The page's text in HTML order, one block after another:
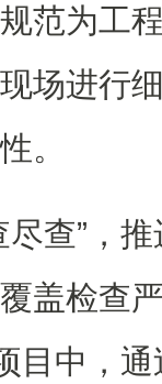
范为工
场进行
。
尽查”，
盖检查
目中，